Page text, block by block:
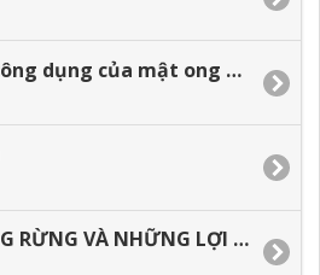
Một số công dụng của mật ong đối với sức khỏe
MẬT ONG RỪNG VÀ NHỮNG LỢI ÍCH KHI SỬ DỤNG